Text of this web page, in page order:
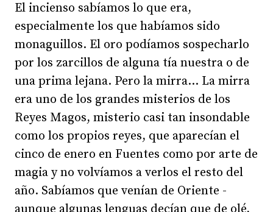
El incienso sabíamos lo que era,
especialmente los que habíamos sido
monaguillos. El oro podíamos sospecharlo
por los zarcillos de alguna tía nuestra o de
una prima lejana. Pero la mirra... La mirra
era uno de los grandes misterios de los
Reyes Magos, misterio casi tan insondable
como los propios reyes, que aparecían el
cinco de enero en Fuentes como por arte de
magia y no volvíamos a verlos el resto del
año. Sabíamos que venían de Oriente -